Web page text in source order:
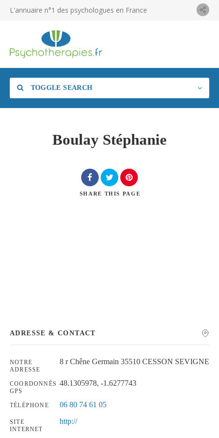
L'annuaire n°1 des psychologues en France
TOGGLE SEARCH
Boulay Stéphanie
SHARE THIS PAGE
ADRESSE & CONTACT
NOTRE
ADRESSE
8 r Chêne Germain 35510 CESSON SEVIGNE
COORDONNÉS
GPS
48.1305978, -1.6277743
TÉLÉPHONE 06 80 74 61 05
SITE
INTERNET
http://